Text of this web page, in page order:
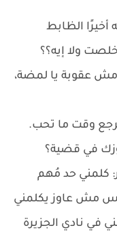
الظابط
ولا إيه؟؟
مش عقوبة يا لمضة،
وقت ما تحب.
في قضية؟
كلمني حد مُهم
بس مش عاوز يكلمني
في نادي الجزيرة